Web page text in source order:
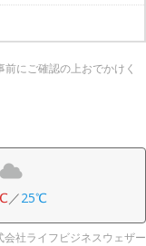
にご確認の上おでかけく
／25℃
社ライフビジネスウェザー